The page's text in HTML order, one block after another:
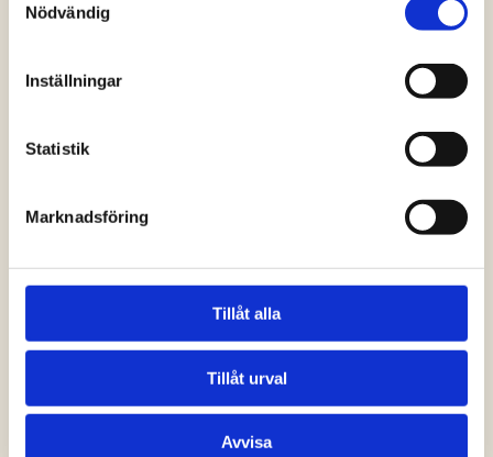
Nödvändig
Inställningar
Statistik
Marknadsföring
Tillåt alla
Tillåt urval
Avvisa
Vanliga frågor och
hemsidan?
Hur skapar jag ett användarkonto?